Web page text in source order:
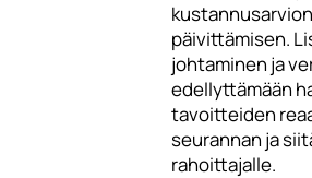
päivittämisen.
johtaminen ja
edellyttämään
tavoitteiden
seurannan ja
rahoittajalle.